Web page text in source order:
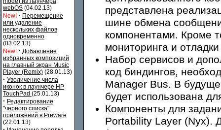
webOS (04.02.13)
New! · Перемещение
или удаление
нескольких файлов
одновременно
(03.02.13)
New! · Добавление
избранных композиций
на главный экран Music
Player (Remix) (28.01.13)
· Увеличение числа
иконок в лаунчере HP
TouchPad (25.01.13)
· Редактирование
"черного списка"
приложений в Preware
(22.01.13)
представлена
шине обмена
компонентами. Кроме
мониторинга и
Набор сервисов и
код биндингов,
Manager Bus. В
будет использована
Компоненты для
Portability Layer (Nyx).